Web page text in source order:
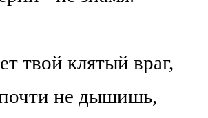
твой клятый враг,
не дышишь,